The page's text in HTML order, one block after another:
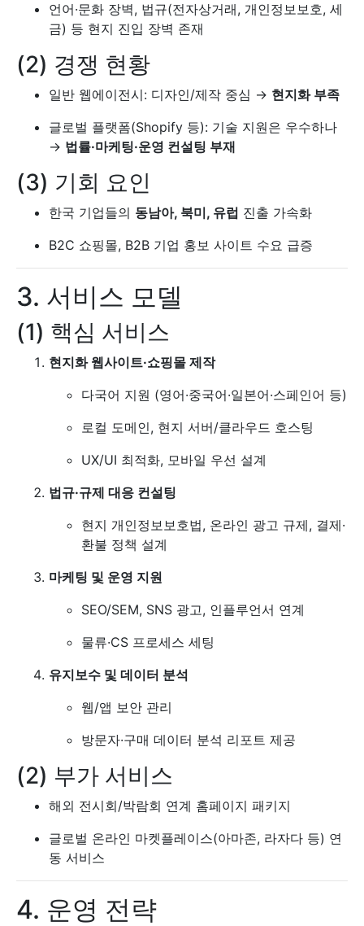
언어·문화 장벽, 법규(전자상거래, 개인정보보호, 세
금) 등 현지 진입 장벽 존재
(2) 경쟁 현황
일반 웹에이전시: 디자인/제작 중심 → 현지화 부족
글로벌 플랫폼(Shopify 등): 기술 지원은 우수하나
→ 법률·마케팅·운영 컨설팅 부재
(3) 기회 요인
한국 기업들의 동남아, 북미, 유럽 진출 가속화
B2C 쇼핑몰, B2B 기업 홍보 사이트 수요 급증
3. 서비스 모델
(1) 핵심 서비스
현지화 웹사이트·쇼핑몰 제작
다국어 지원 (영어·중국어·일본어·스페인어 등)
로컬 도메인, 현지 서버/클라우드 호스팅
UX/UI 최적화, 모바일 우선 설계
법규·규제 대응 컨설팅
현지 개인정보보호법, 온라인 광고 규제, 결제·
환불 정책 설계
마케팅 및 운영 지원
SEO/SEM, SNS 광고, 인플루언서 연계
물류·CS 프로세스 세팅
유지보수 및 데이터 분석
웹/앱 보안 관리
방문자·구매 데이터 분석 리포트 제공
(2) 부가 서비스
해외 전시회/박람회 연계 홈페이지 패키지
글로벌 온라인 마켓플레이스(아마존, 라자다 등) 연
동 서비스
4. 운영 전략